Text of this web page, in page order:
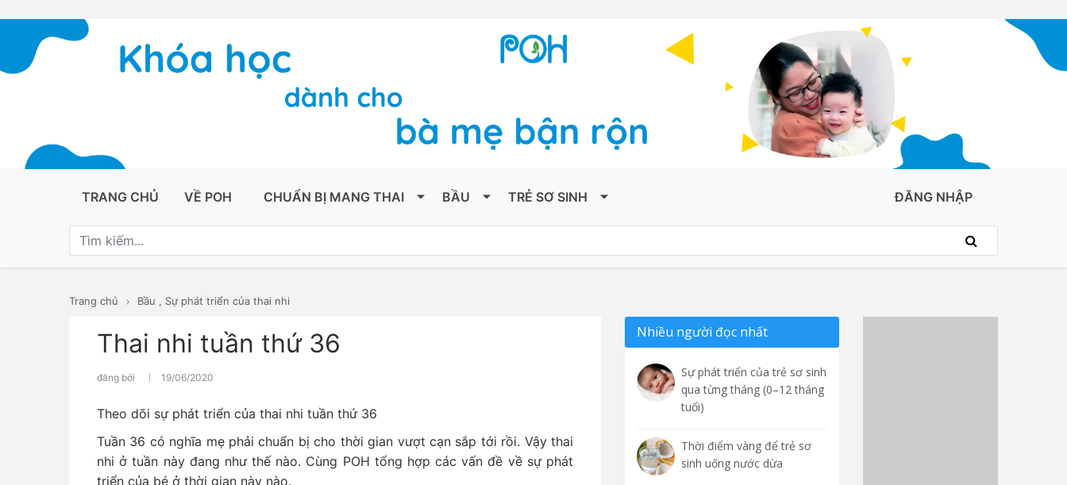
TRANG CHỦ VỀ POH CHUẨN BỊ MANG THAI BẦU TRẺ SƠ SINH ĐĂNG NHẬP
Trang chủ Bầu , Sự phát triển của thai nhi
Thai nhi tuần thứ 36
đăng bởi 19/06/2020
Theo dõi sự phát triển của thai nhi tuần thứ 36
Tuần 36 có nghĩa mẹ phải chuẩn bị cho thời gian vượt cạn sắp tới rồi. Vậy thai
nhi ở tuần này đang như thế nào. Cùng POH tổng hợp các vấn đề về sự phát
triển của bé ở thời gian này nào.
Nhiều người đọc nhất
Sự phát triển của trẻ sơ sinh
qua từng tháng (0–12 tháng
tuổi)
Thời điểm vàng để trẻ sơ
sinh uống nước dừa